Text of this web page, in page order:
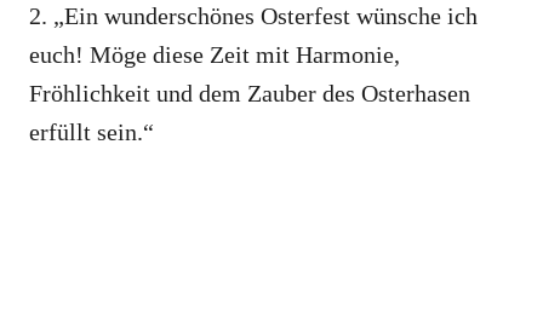
2. „Ein wunderschönes Osterfest wünsche ich
euch! Möge diese Zeit mit Harmonie,
Fröhlichkeit und dem Zauber des Osterhasen
erfüllt sein.“